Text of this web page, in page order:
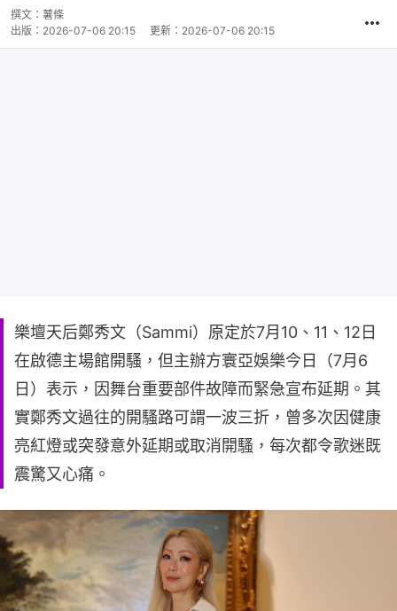
撰文： 薯條
出版： 2026-07-06 20:15 更新： 2026-07-06 20:15
樂壇天后鄭秀文（Sammi）原定於7月10、11、12日
在啟德主場館開騷，但主辦方寰亞娛樂今日（7月6
日）表示，因舞台重要部件故障而緊急宣布延期。其
實鄭秀文過往的開騷路可謂一波三折，曾多次因健康
亮紅燈或突發意外延期或取消開騷，每次都令歌迷既
震驚又心痛。